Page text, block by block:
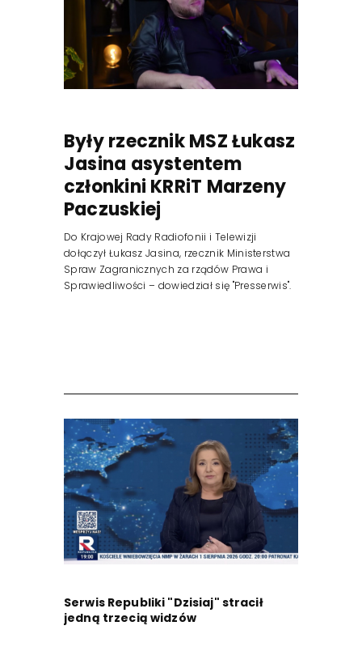
Były rzecznik MSZ Łukasz
Jasina asystentem
członkini KRRiT Marzeny
Paczuskiej
Do Krajowej Rady Radiofonii i Telewizji
dołączył Łukasz Jasina, rzecznik Ministerstwa
Spraw Zagranicznych za rządów Prawa i
Sprawiedliwości – dowiedział się "Presserwis".
Serwis Republiki "Dzisiaj" stracił
jedną trzecią widzów